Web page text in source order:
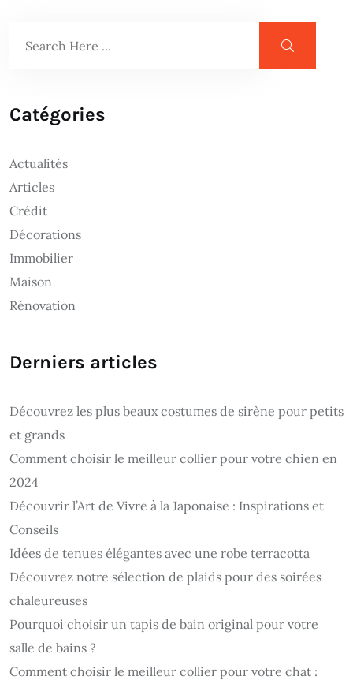
Catégories
Actualités
Articles
Crédit
Décorations
Immobilier
Maison
Rénovation
Derniers articles
Découvrez les plus beaux costumes de sirène pour petits
et grands
Comment choisir le meilleur collier pour votre chien en
2024
Découvrir l’Art de Vivre à la Japonaise : Inspirations et
Conseils
Idées de tenues élégantes avec une robe terracotta
Découvrez notre sélection de plaids pour des soirées
chaleureuses
Pourquoi choisir un tapis de bain original pour votre
salle de bains ?
Comment choisir le meilleur collier pour votre chat :